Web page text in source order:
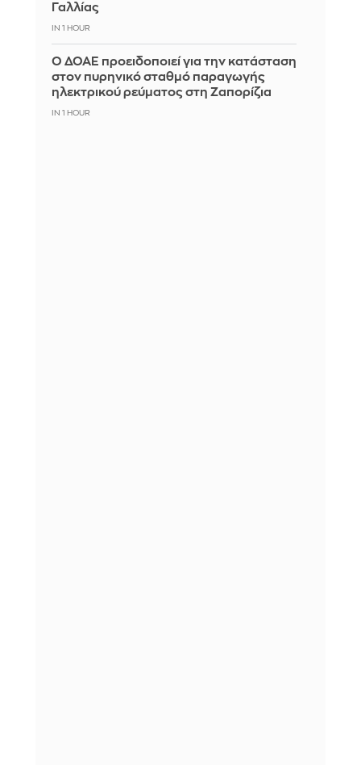
Γαλλίας
IN 1 HOUR
Ο ΔΟΑΕ προειδοποιεί για την κατάσταση
στον πυρηνικό σταθμό παραγωγής
ηλεκτρικού ρεύματος στη Ζαπορίζια
IN 1 HOUR